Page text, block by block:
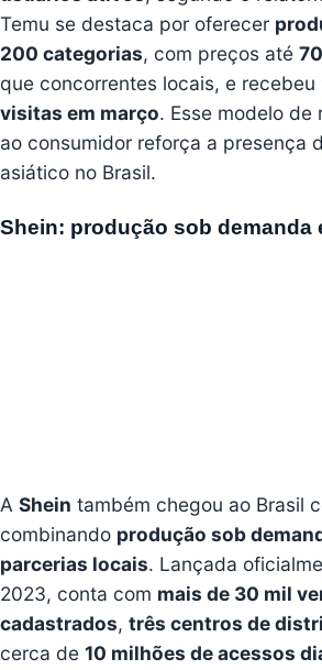
Temu se destaca por oferecer
200 categorias, com preços até
que concorrentes locais, e recebeu
visitas em março. Esse modelo
ao consumidor reforça a presença
asiático no Brasil.
Shein: produção sob demanda
A Shein também chegou ao Brasil
combinando produção sob
parcerias locais. Lançada
2023, conta com mais de 30 mil
cadastrados, três centros de
cerca de 10 milhões de acessos